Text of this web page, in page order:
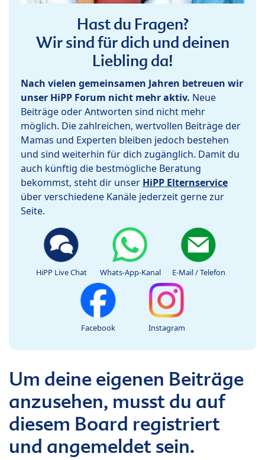
Hast du Fragen?
Wir sind für dich und deinen
Liebling da!
Nach vielen gemeinsamen Jahren betreuen wir
unser HiPP Forum nicht mehr aktiv. Neue
Beiträge oder Antworten sind nicht mehr
möglich. Die zahlreichen, wertvollen Beiträge der
Mamas und Experten bleiben jedoch bestehen
und sind weiterhin für dich zugänglich. Damit du
auch künftig die bestmögliche Beratung
bekommst, steht dir unser HiPP Elternservice
über verschiedene Kanäle jederzeit gerne zur
Seite.
HiPP Live Chat Whats-App-Kanal E-Mail / Telefon
Facebook Instagram
Um deine eigenen Beiträge
anzusehen, musst du auf
diesem Board registriert
und angemeldet sein.